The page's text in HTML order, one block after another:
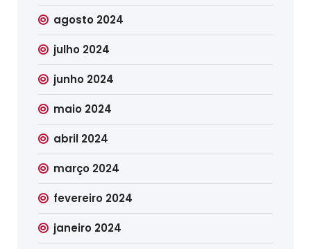
agosto 2024
julho 2024
junho 2024
maio 2024
abril 2024
março 2024
fevereiro 2024
janeiro 2024